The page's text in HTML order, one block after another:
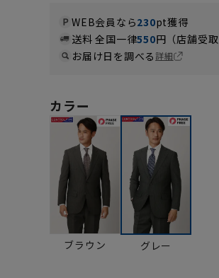
WEB会員なら230pt獲得
送料 全国一律550円（店舗受
お届け日を調べる詳細
カラー
ブラウン グレー